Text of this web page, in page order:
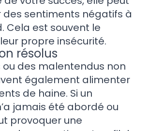
sentiments négatifs à
Cela est souvent le
propre insécurité.
résolus
ou des malentendus non
également alimenter
de haine. Si un
jamais été abordé ou
provoquer une